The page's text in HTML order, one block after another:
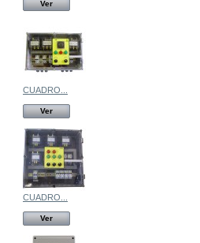
Ver
CUADRO...
Ver
CUADRO...
Ver